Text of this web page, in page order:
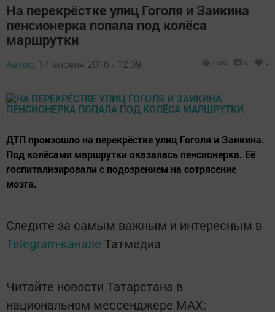
На перекрёстке улиц Гоголя и Заикина
пенсионерка попала под колёса
маршрутки
Автор, 14 апреля 2016 - 12:09 1180 0 0
ДТП произошло на перекрёстке улиц Гоголя и Заикина.
Под колёсами маршрутки оказалась пенсионерка. Её
госпитализировали с подозрением на сотрясение
мозга.
Следите за самым важным и интересным в
Telegram-канале Татмедиа
Читайте новости Татарстана в
национальном мессенджере MАХ: